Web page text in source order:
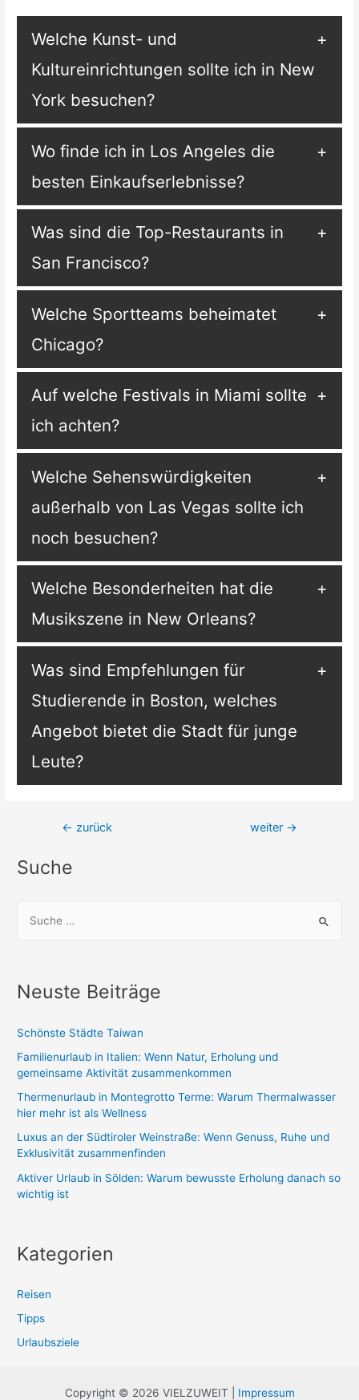
Welche Kunst- und
Kultureinrichtungen sollte ich in New
York besuchen?
Wo finde ich in Los Angeles die
besten Einkaufserlebnisse?
Was sind die Top-Restaurants in
San Francisco?
Welche Sportteams beheimatet
Chicago?
Auf welche Festivals in Miami sollte
ich achten?
Welche Sehenswürdigkeiten
außerhalb von Las Vegas sollte ich
noch besuchen?
Welche Besonderheiten hat die
Musikszene in New Orleans?
Was sind Empfehlungen für
Studierende in Boston, welches
Angebot bietet die Stadt für junge
Leute?
Beitragsnavigation
← zurück weiter →
Suche
e
n
a
c
h
Neuste Beiträge
Schönste Städte Taiwan
Familienurlaub in Italien: Wenn Natur, Erholung und
gemeinsame Aktivität zusammenkommen
Thermenurlaub in Montegrotto Terme: Warum Thermalwasser
hier mehr ist als Wellness
Luxus an der Südtiroler Weinstraße: Wenn Genuss, Ruhe und
Exklusivität zusammenfinden
Aktiver Urlaub in Sölden: Warum bewusste Erholung danach so
wichtig ist
Kategorien
Reisen
Tipps
Urlaubsziele
Copyright © 2026 VIELZUWEIT | Impressum